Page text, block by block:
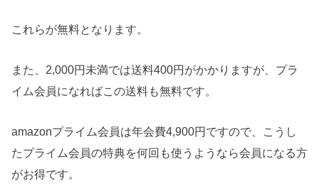
これらが無料となります。
また、2,000円未満では送料400円がかかりますが、プラ
イム会員になればこの送料も無料です。
amazonプライム会員は年会費4,900円ですので、こうし
たプライム会員の特典を何回も使うようなら会員になる方
がお得です。